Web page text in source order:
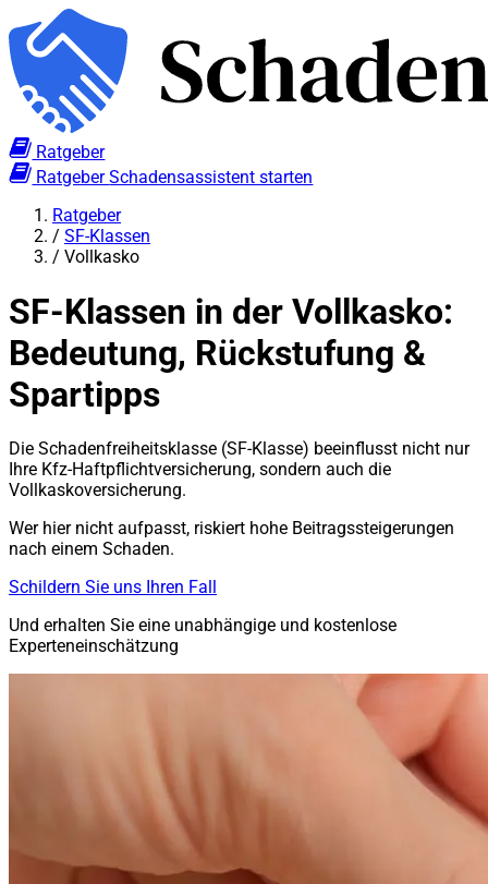
Ratgeber
RatgeberSchadensassistent starten
Ratgeber
/ SF-Klassen
/ Vollkasko
SF-Klassen in der Vollkasko:
Bedeutung, Rückstufung &
Spartipps
Die Schadenfreiheitsklasse (SF-Klasse) beeinflusst nicht nur
Ihre Kfz-Haftpflichtversicherung, sondern auch die
Vollkaskoversicherung.
Wer hier nicht aufpasst, riskiert hohe Beitragssteigerungen
nach einem Schaden.
Schildern Sie uns Ihren Fall
Und erhalten Sie eine unabhängige und kostenlose
Experteneinschätzung